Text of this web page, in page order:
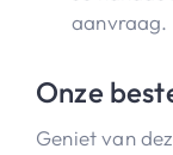
aanvraag.
Onze
Geniet van